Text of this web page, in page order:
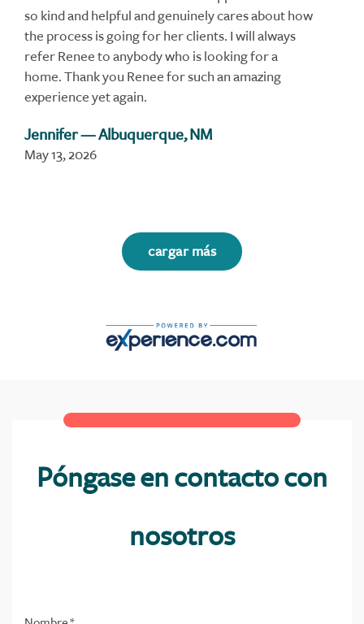
so kind and helpful and genuinely cares about how
the process is going for her clients. I will always
refer Renee to anybody who is looking for a
home. Thank you Renee for such an amazing
experience yet again.
Jennifer— Albuquerque, NM
May 13, 2026
cargar más
Póngase en contacto con
nosotros